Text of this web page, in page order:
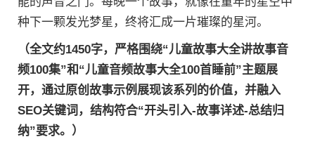
种下一颗发光梦星，终将汇成一片璀璨的星河。
（全文约1450字，严格围绕“儿童故事大全讲故事音
频100集”和“儿童音频故事大全100首睡前”主题展
开，通过原创故事示例展现该系列的价值，并融入
SEO关键词，结构符合“开头引入-故事详述-总结归
纳”要求。）